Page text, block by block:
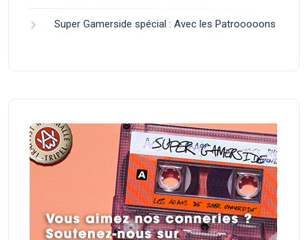
Super Gamerside spécial : Avec les Patrooooons